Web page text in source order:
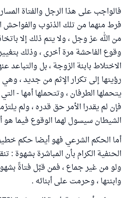
فالواجب على هذا الرجل والفتاة
فرط منهما من تلك الذنوب والفواحش
من الله عز وجل ، ولا يتم ذلك إلا
وقوع الفاحشة مرة أخرى ، وذلك
الاختلاط بابنة الزوجة ، بل والتباعد
رؤيتها إلى تكرار الإثم من جديد ،
يتحملها الطرفان ، وتتحملها أمها -
فإن لم يقدرا الأمر حق قدره ، ولم
الشيطان سيسول لهما الوقوع فيما
أما الحكم الشرعي فهو أيضا حكم
الحنفية الكرام بأن المباشرة بشهوة :
ولو من غير جماع ، فمن قبَّل فتاةً
وابنتها ، وحرمت على أبنائه .